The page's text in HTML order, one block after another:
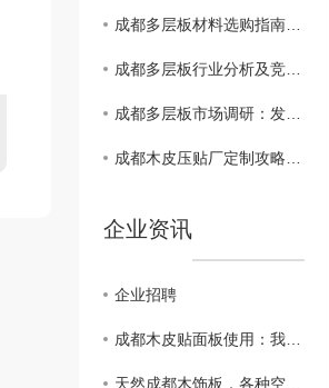
成都多层板材料选购指南：质量、价格、品牌..比较
成都多层板行业分析及竞争格局解读
成都多层板市场调研：发展现状与未来趋势
成都木皮压贴厂定制攻略：让家具焕发新生彩
企业资讯
企业招聘
成都木皮贴面板使用：我们只是大自然的搬运工。
天然成都木饰板，各种空间应用都难不倒它！